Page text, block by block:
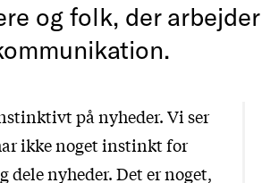
og folk, der arbejder
på nyheder. Vi ser
ikke noget instinkt for
dele nyheder. Det er noget,